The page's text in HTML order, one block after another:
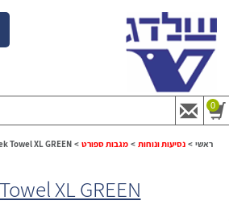
0
ראשי > נסיעות ונוחות > מגבות ספורט >
Towel XL GREEN
XL GREEN